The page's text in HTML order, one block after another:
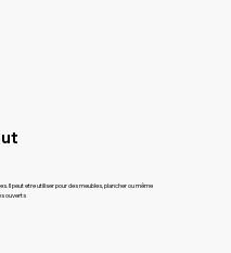
Il peut etre utiliser pour des meubles, plancher ou même
ouverts